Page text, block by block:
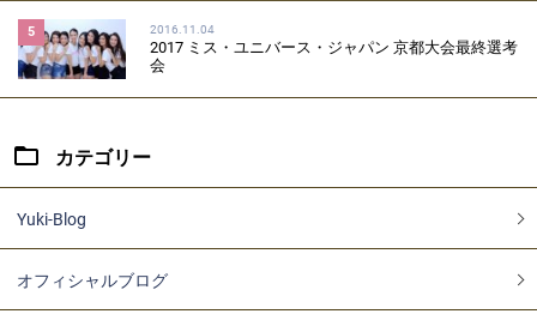
5 2016.11.04
2017 ミス・ユニバース・ジャパン 京都大会最終選考
会
カテゴリー
Yuki-Blog
オフィシャルブログ